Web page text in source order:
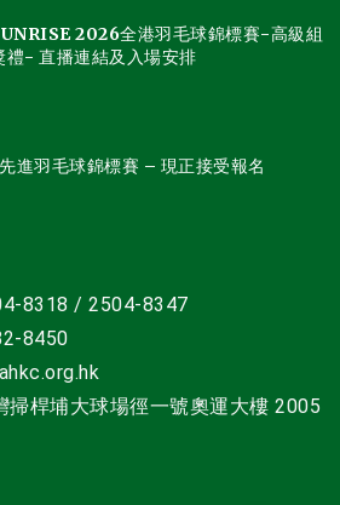
2026全港羽毛球錦標賽-高級組
禮- 直播連結及入場安排
進羽毛球錦標賽 – 現正接受報名
8318 / 2504-8347
8450
掃桿埔大球場徑一號奧運大樓 2005